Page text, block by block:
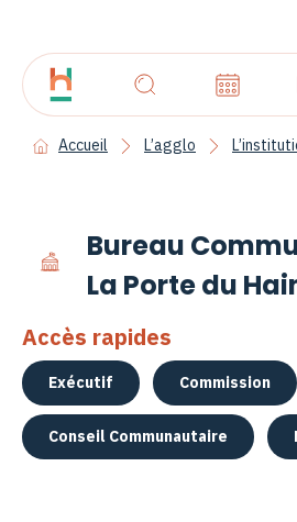
Accueil L’agglo
Bureau
La Porte du
Accès rapides
Exécutif Commission
Conseil Communautaire